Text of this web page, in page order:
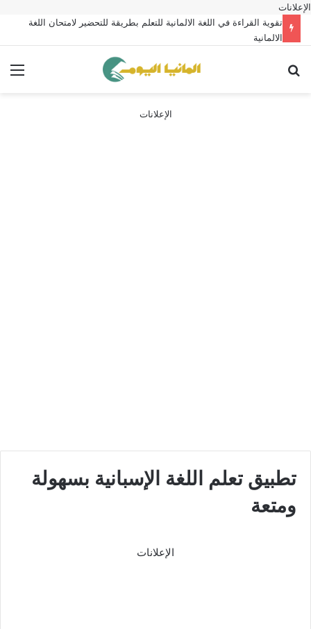
الإعلانات
تقوية القراءة في اللغة الالمانية للتعلم بطريقة للتحضير لامتحان اللغة
الالمانية
الإعلانات
تطبيق تعلم اللغة الإسبانية بسهولة
ومتعة
الإعلانات